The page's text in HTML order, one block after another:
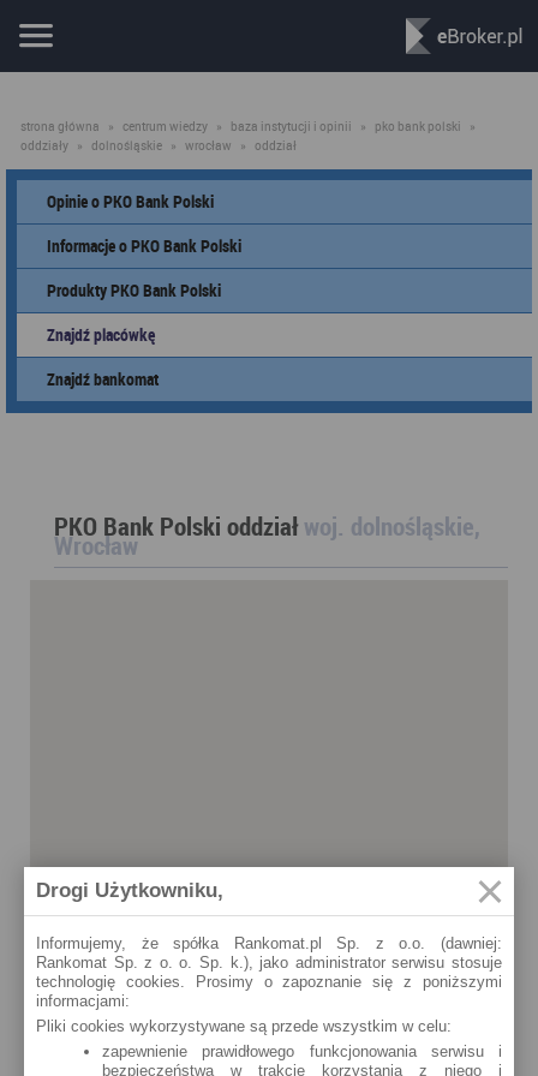
strona główna » centrum wiedzy » baza instytucji i opinii » pko bank polski
»
oddziały » dolnośląskie » wrocław » oddział
Opinie o PKO Bank Polski
Informacje o PKO Bank Polski
Produkty PKO Bank Polski
Znajdź placówkę
Znajdź bankomat
PKO Bank Polski oddziałwoj. dolnośląskie,
Wrocław
Drogi Użytkowniku,
Informujemy, że spółka Rankomat.pl Sp. z o.o. (dawniej:
Rankomat Sp. z o. o. Sp. k.), jako administrator serwisu stosuje
technologię cookies. Prosimy o zapoznanie się z poniższymi
informacjami:
Pliki cookies wykorzystywane są przede wszystkim w celu:
zapewnienie prawidłowego funkcjonowania serwisu i
bezpieczeństwa w trakcie korzystania z niego i